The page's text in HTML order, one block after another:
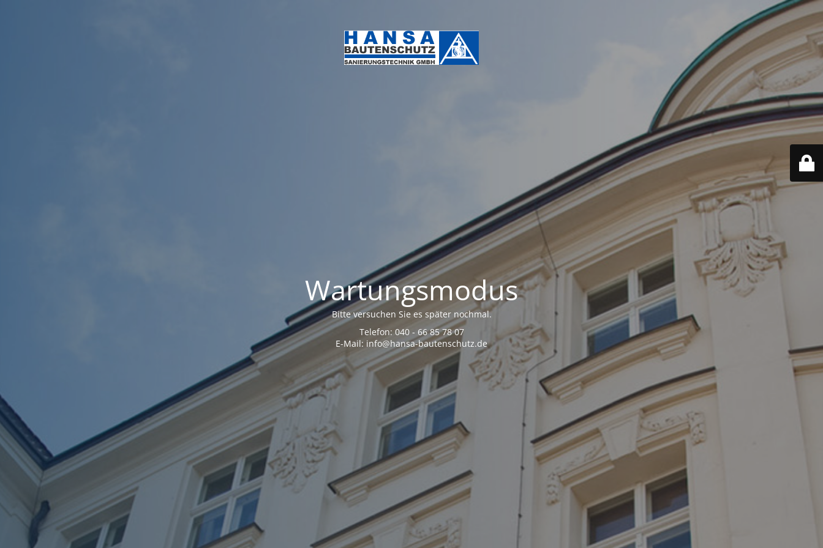
Wartungsmodus
Bitte versuchen Sie es später nochmal.
Telefon: 040 - 66 85 78 07
E-Mail: info@hansa-bautenschutz.de